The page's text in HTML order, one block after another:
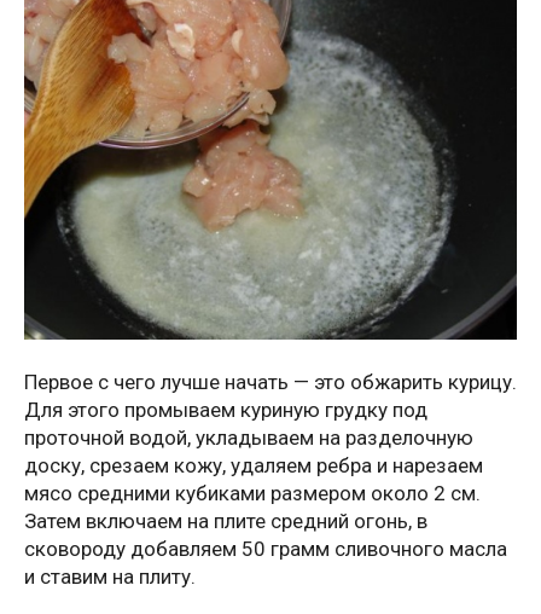
Первое с чего лучше начать — это обжарить курицу.
Для этого промываем куриную грудку под
проточной водой, укладываем на разделочную
доску, срезаем кожу, удаляем ребра и нарезаем
мясо средними кубиками размером около 2 см.
Затем включаем на плите средний огонь, в
сковороду добавляем 50 грамм сливочного масла
и ставим на плиту.